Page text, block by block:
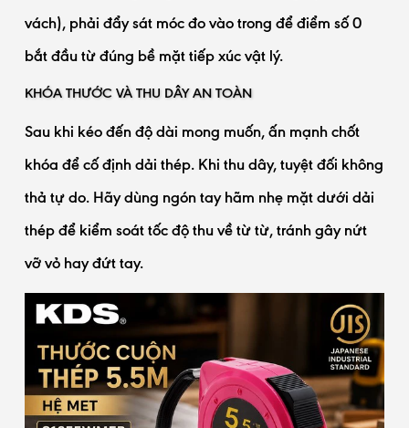
vách), phải đẩy sát móc đo vào trong để điểm số 0
bắt đầu từ đúng bề mặt tiếp xúc vật lý.
KHÓA THƯỚC VÀ THU DÂY AN TOÀN
Sau khi kéo đến độ dài mong muốn, ấn mạnh chốt
khóa để cố định dải thép. Khi thu dây, tuyệt đối không
thả tự do. Hãy dùng ngón tay hãm nhẹ mặt dưới dải
thép để kiểm soát tốc độ thu về từ từ, tránh gây nứt
vỡ vỏ hay đứt tay.